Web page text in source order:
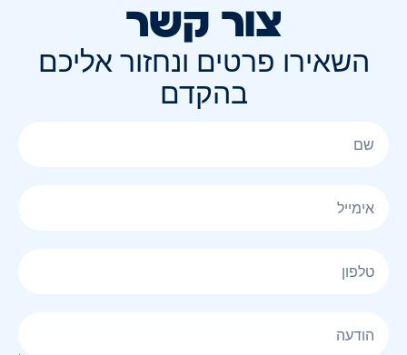
צור קשר
השאירו פרטים ונחזור אליכם
בהקדם